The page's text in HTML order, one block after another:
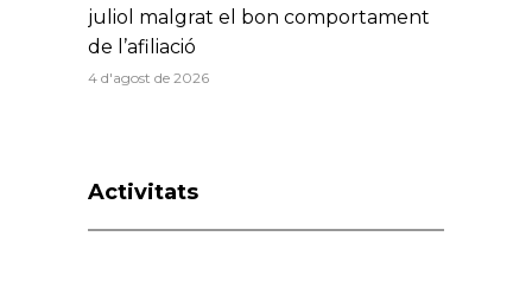
juliol malgrat el bon comportament
de l’afiliació
4 d'agost de 2026
Activitats